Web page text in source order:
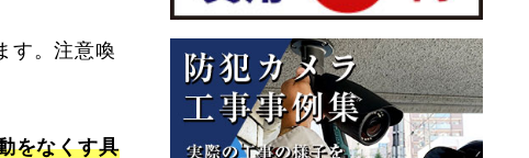
す。注意喚
をなくす具